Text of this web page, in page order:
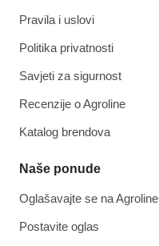
Pravila i uslovi
Politika privatnosti
Savjeti za sigurnost
Recenzije o Agroline
Katalog brendova
Naše ponude
Oglašavajte se na Agroline
Postavite oglas